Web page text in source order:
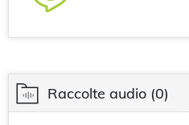
Raccolte audio (0)